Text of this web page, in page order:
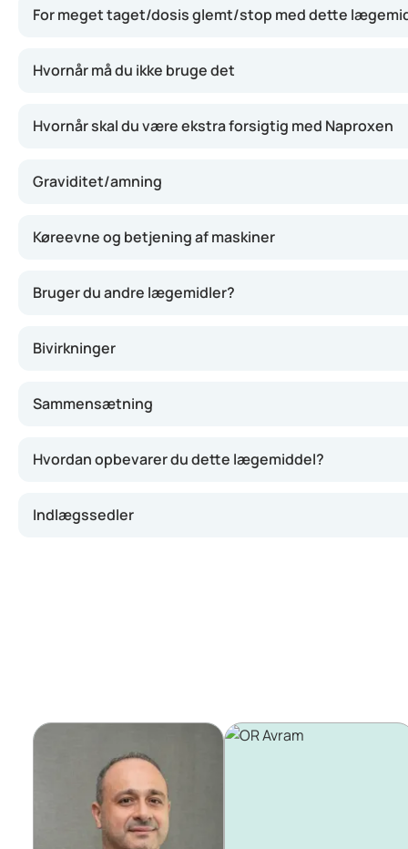
For meget taget/dosis glemt/stop med dette
Hvornår må du ikke bruge det
Hvornår skal du være ekstra forsigtig med Naproxen
Graviditet/amning
Køreevne og betjening af maskiner
Bruger du andre lægemidler?
Bivirkninger
Sammensætning
Hvordan opbevarer du dette lægemiddel?
Indlægssedler